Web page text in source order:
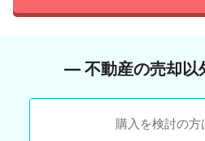
― 不動産の売却
購入を検討の方